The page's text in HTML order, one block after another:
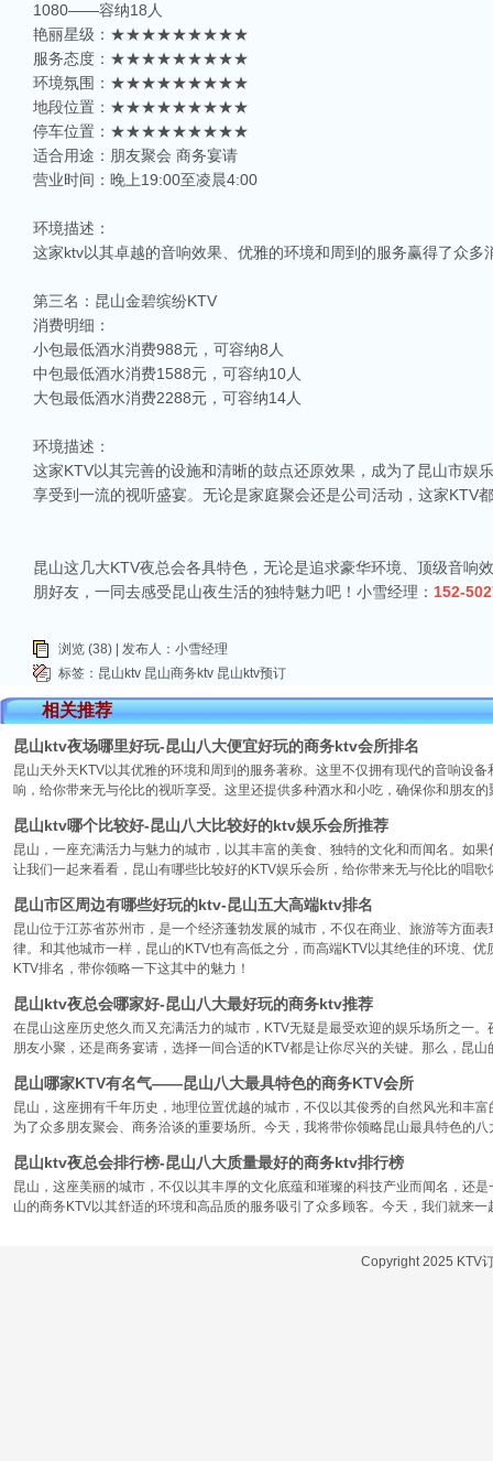
相关推荐
昆山ktv夜场哪里好玩-昆山八大便宜好玩的商务ktv会所排名
昆山天外天KTV以其优雅的环境和周到的服务著称。这里不仅拥有现代的音响设
响，给你带来无与伦比的视听享受。这里还提供多种酒水和小吃，确保你和朋友的
昆山ktv哪个比较好-昆山八大比较好的ktv娱乐会所推荐
昆山，一座充满活力与魅力的城市，以其丰富的美食、独特的文化和而闻名。如
让我们一起来看看，昆山有哪些比较好的KTV娱乐会所，给你带来无与伦比的唱歌
昆山市区周边有哪些好玩的ktv-昆山五大高端ktv排名
昆山位于江苏省苏州市，是一个经济蓬勃发展的城市，不仅在商业、旅游等方面
律。和其他城市一样，昆山的KTV也有高低之分，而高端KTV以其绝佳的环境、
KTV排名，带你领略一下这其中的魅力！
昆山ktv夜总会哪家好-昆山八大最好玩的商务ktv推荐
在昆山这座历史悠久而又充满活力的城市，KTV无疑是最受欢迎的娱乐场所之一
朋友小聚，还是商务宴请，选择一间合适的KTV都是让你尽兴的关键。那么，昆
昆山哪家KTV有名气——昆山八大最具特色的商务KTV会所
昆山，这座拥有千年历史，地理位置优越的城市，不仅以其俊秀的自然风光和丰
为了众多朋友聚会、商务洽谈的重要场所。今天，我将带你领略昆山最具特色的
昆山ktv夜总会排行榜-昆山八大质量最好的商务ktv排行榜
昆山，这座美丽的城市，不仅以其丰厚的文化底蕴和璀璨的科技产业而闻名，还
山的商务KTV以其舒适的环境和高品质的服务吸引了众多顾客。今天，我们就来
1080——容纳18人
艳丽星级：★★★★★★★★★
服务态度：★★★★★★★★★
环境氛围：★★★★★★★★★
地段位置：★★★★★★★★★
停车位置：★★★★★★★★★
适合用途：朋友聚会 商务宴请
营业时间：晚上19:00至凌晨4:00
环境描述：
这家ktv以其卓越的音响效果、优雅的环境和周到的服务赢得了众
第三名：昆山金碧缤纷KTV
消费明细：
小包最低酒水消费988元，可容纳8人
中包最低酒水消费1588元，可容纳10人
大包最低酒水消费2288元，可容纳14人
环境描述：
这家KTV以其完善的设施和清晰的鼓点还原效果，成为了昆山市娱
享受到一流的视听盛宴。无论是家庭聚会还是公司活动，这家KTV
昆山这几大KTV夜总会各具特色，无论是追求豪华环境、顶级音
朋好友，一同去感受昆山夜生活的独特魅力吧！小雪经理： 152-
浏览 (38) | 发布人：小雪经理
标签： 昆山ktv 昆山商务ktv 昆山ktv预订
Copyright 2025 KTV